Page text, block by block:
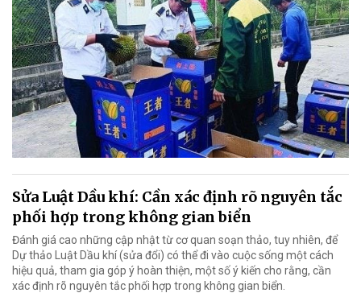
Sửa Luật Dầu khí: Cần xác định rõ nguyên tắc
phối hợp trong không gian biển
Đánh giá cao những cập nhật từ cơ quan soạn thảo, tuy nhiên, để
Dự thảo Luật Dầu khí (sửa đổi) có thể đi vào cuộc sống một cách
hiệu quả, tham gia góp ý hoàn thiện, một số ý kiến cho rằng, cần
xác định rõ nguyên tắc phối hợp trong không gian biển.